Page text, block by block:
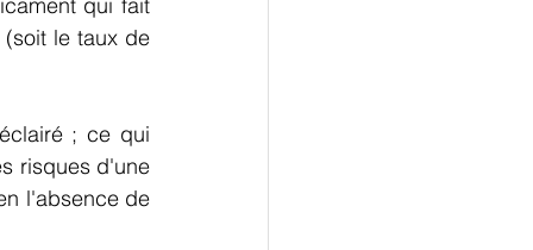
le taux de
; ce qui
risques d'une
l'absence de